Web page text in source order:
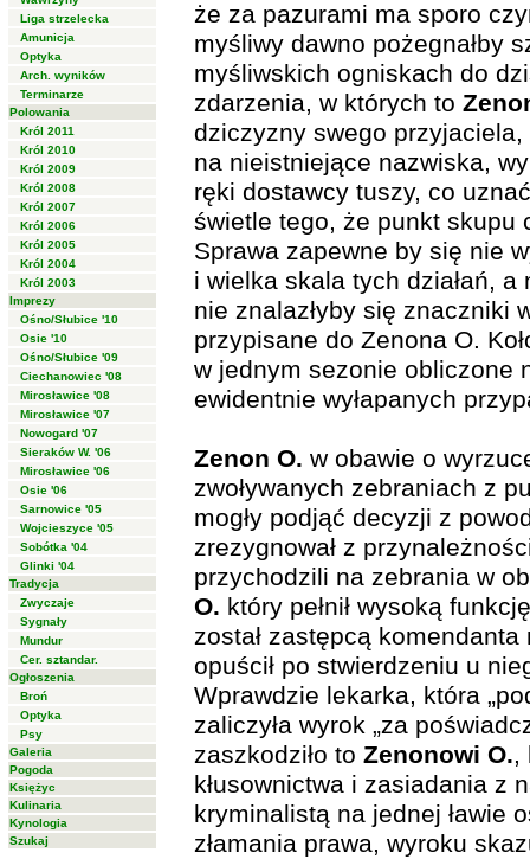
Liga strzelecka
Amunicja
Optyka
Arch. wyników
Terminarze
Polowania
Król 2011
Król 2010
Król 2009
Król 2008
Król 2007
Król 2006
Król 2005
Król 2004
Król 2003
Imprezy
Ośno/Słubice '10
Osie '10
Ośno/Słubice '09
Ciechanowiec '08
Mirosławice '08
Mirosławice '07
Nowogard '07
Sieraków W. '06
Mirosławice '06
Osie '06
Sarnowice '05
Wojcieszyce '05
Sobótka '04
Glinki '04
Tradycja
Zwyczaje
Sygnały
Mundur
Cer. sztandar.
Ogłoszenia
Broń
Optyka
Psy
Galeria
Pogoda
Księżyc
Kulinaria
Kynologia
Szukaj
że za pazurami ma sporo
myśliwy dawno pożegnałby
myśliwskich ogniskach do
zdarzenia, w których to
dziczyzny swego przyjaciela,
na nieistniejące nazwiska,
ręki dostawcy tuszy, co
świetle tego, że punkt skupu
Sprawa zapewne by się nie
i wielka skala tych działań,
nie znalazłyby się znaczniki
przypisane do Zenona O.
w jednym sezonie obliczone
ewidentnie wyłapanych
Zenon O. w obawie o
zwoływanych zebraniach z
mogły podjąć decyzji z
zrezygnował z
przychodzili na zebrania w
O. który pełnił wysoką
został zastępcą
opuścił po stwierdzeniu u
Wprawdzie lekarka, która
zaliczyła wyrok „za
zaszkodziło to Zenonowi O.,
kłusownictwa i zasiadania z
kryminalistą na jednej ławie
złamania prawa, wyroku